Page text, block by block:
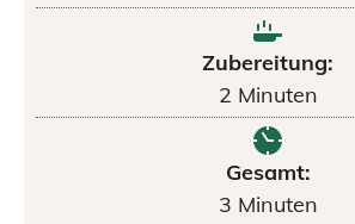
Zubereitung:
2 Minuten
Gesamt:
3 Minuten